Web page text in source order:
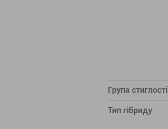
Група стиглості
Тип гібриду